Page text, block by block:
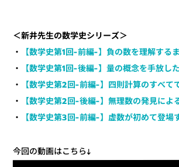
＜新井先生の数学史シリーズ＞
・ 【数学史第1回-前編-】負の数を理解する
・ 【数学史第1回-後編-】量の概念を手放し
・ 【数学史第2回-前編-】四則計算のすべて
・ 【数学史第2回-後編-】無理数の発見によ
・ 【数学史第3回-前編-】虚数が初めて登場
今回の動画はこちら↓